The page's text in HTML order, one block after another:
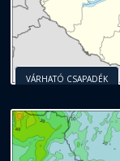
VÁRHATÓ CSAPADÉK